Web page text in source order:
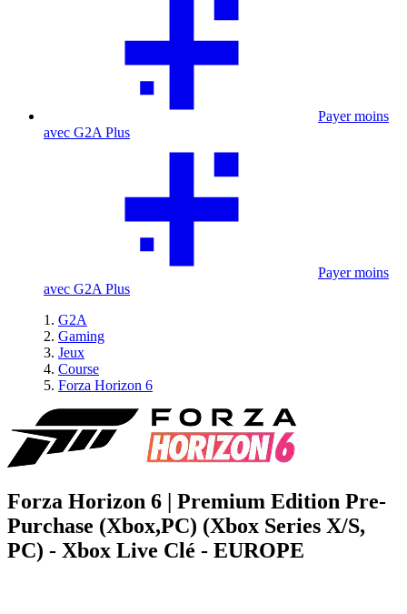
Payer moins
avec G2A Plus
Payer moins
avec G2A Plus
G2A
Gaming
Jeux
Course
Forza Horizon 6
Forza Horizon 6 | Premium Edition Pre-
Purchase (Xbox,PC) (Xbox Series X/S,
PC) - Xbox Live Clé - EUROPE